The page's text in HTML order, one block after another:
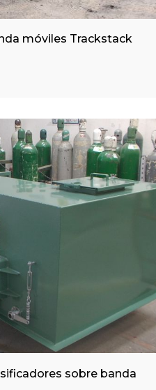
móviles Trackstack
sobre banda